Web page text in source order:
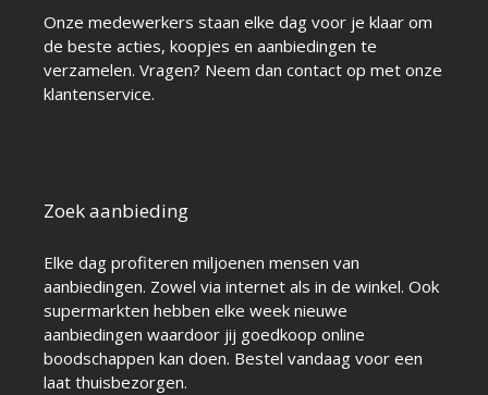
Onze medewerkers staan elke dag voor je klaar om
de beste acties, koopjes en aanbiedingen te
verzamelen. Vragen? Neem dan contact op met onze
klantenservice.
Zoek aanbieding
Elke dag profiteren miljoenen mensen van
aanbiedingen. Zowel via internet als in de winkel. Ook
supermarkten hebben elke week nieuwe
aanbiedingen waardoor jij goedkoop online
boodschappen kan doen. Bestel vandaag voor een
laat thuisbezorgen.